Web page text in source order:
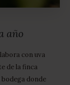
año
con uva
de la finca
donde